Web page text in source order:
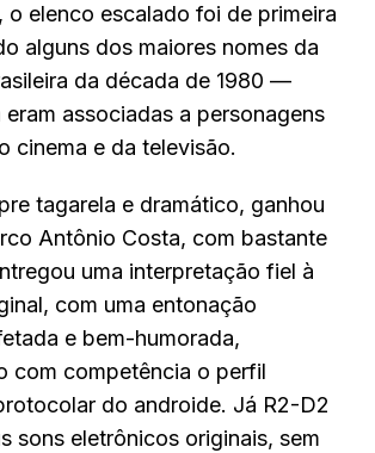
o elenco escalado foi de primeira
alguns dos maiores nomes da
da década de 1980 —
associadas a personagens
cinema e da televisão.
tagarela e dramático, ganhou
Antônio Costa, com bastante
uma interpretação fiel à
com uma entonação
e bem-humorada,
com competência o perfil
do androide. Já R2-D2
sons eletrônicos originais, sem